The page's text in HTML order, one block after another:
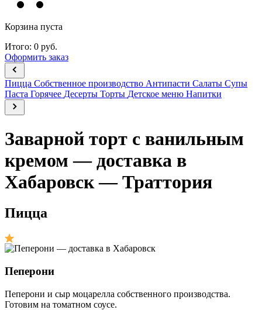
Корзина пуста
Итого: 0 руб.
Оформить заказ
Пицца Собственное производство Антипасти Салаты Супы
Паста Горячее Десерты Торты Детское меню Напитки
Заварной торт с ванильным
кремом — доставка в
Хабаровск — Траттория
Пицца
Пеперони
Пеперони и сыр моцарелла собственного производства.
Готовим на томатном соусе.